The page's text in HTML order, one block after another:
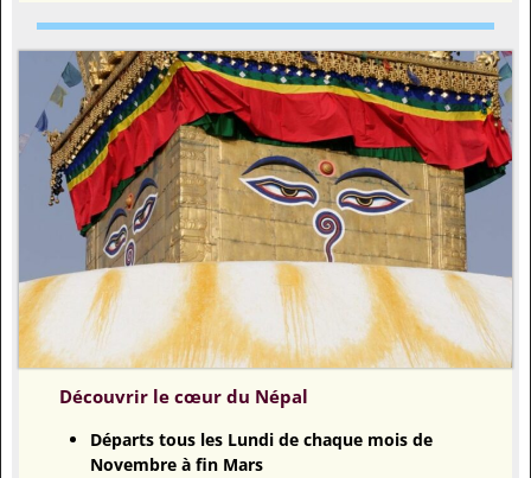
Découvrir le cœur du Népal
Départs tous les Lundi de chaque mois de
Novembre à fin Mars